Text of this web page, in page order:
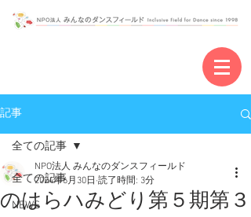
記事
全ての記事
NEWS
全ての記事
のはらハみどり第５期第３
NPO法人 みんなのダンスフィールド
2024年6月30日 読了時間: 3分